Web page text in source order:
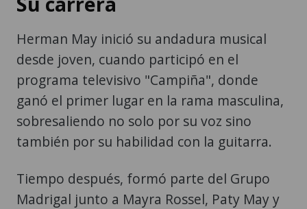
Herman May inició su andadura musical
desde joven, cuando participó en el
programa televisivo "Campiña", donde
ganó el primer lugar en la rama masculina,
sobresaliendo no solo por su voz sino
también por su habilidad con la guitarra.
Tiempo después, formó parte del Grupo
Madrigal junto a Mayra Rossel, Paty May y